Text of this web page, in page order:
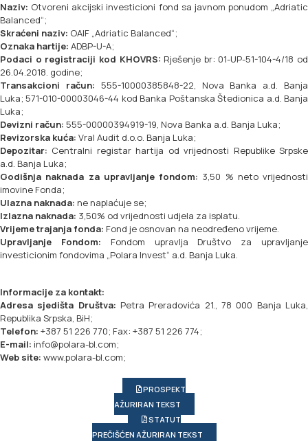
Naziv: Otvoreni akcijski investicioni fond sa javnom ponudom „Adriatic
Balanced“;
Skraćeni naziv: OAIF „Adriatic Balanced“;
Oznaka hartije: ADBP-U-A;
Podaci o registraciji kod KHOVRS: Rješenje br: 01-UP-51-104-4/18 od
26.04.2018. godine;
Transakcioni račun: 555-10000385848-22, Nova Banka a.d. Banja
Luka; 571-010-00003046-44 kod Banka Poštanska Štedionica a.d. Banja
Luka;
Devizni račun: 555-00000394919-19, Nova Banka a.d. Banja Luka;
Revizorska kuća: Vral Audit d.o.o. Banja Luka;
Depozitar: Centralni registar hartija od vrijednosti Republike Srpske
a.d. Banja Luka;
Godišnja naknada za upravljanje fondom: 3,50 % neto vrijednosti
imovine Fonda;
Ulazna naknada: ne naplaćuje se;
Izlazna naknada: 3,50% od vrijednosti udjela za isplatu.
Vrijeme trajanja fonda: Fond je osnovan na neodređeno vrijeme.
Upravljanje Fondom: Fondom upravlja Društvo za upravljanje
investicionim fondovima „Polara Invest“ a.d. Banja Luka.
Informacije za kontakt:
Adresa sjedišta Društva: Petra Preradovića 21., 78 000 Banja Luka,
Republika Srpska, BiH;
Telefon: +387 51 226 770; Fax: +387 51 226 774;
E-mail: info@polara-bl.com;
Web site: www.polara-bl.com;
PROSPEKT
AŽURIRAN TEKST
STATUT
PREČIŠĆEN AŽURIRAN TEKST